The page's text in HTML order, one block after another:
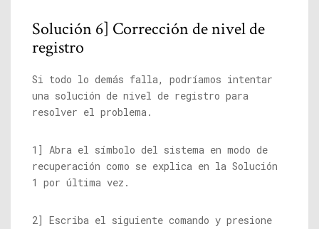
Solución 6] Corrección de nivel de
registro
Si todo lo demás falla, podríamos intentar
una solución de nivel de registro para
resolver el problema.
1] Abra el símbolo del sistema en modo de
recuperación como se explica en la Solución
1 por última vez.
2] Escriba el siguiente comando y presione